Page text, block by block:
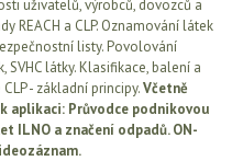
uživatelů, výrobců, dovozců a
REACH a CLP. Oznamování látek
listy. Povolování
SVHC látky. Klasifikace, balení a
- základní principy.Včetně
aplikaci: Průvodce podnikovou
ILNO a značení odpadů. ON-